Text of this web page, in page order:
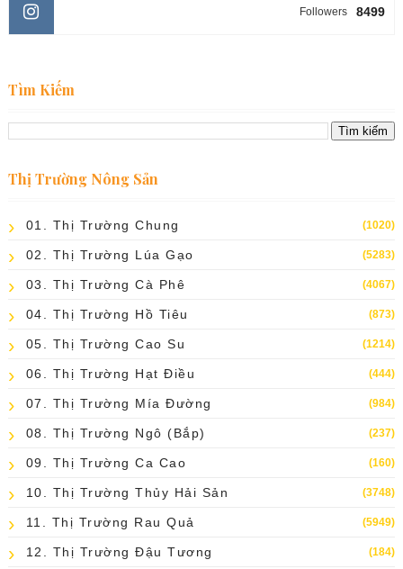
8499
Followers
Tìm Kiếm
Thị Trường Nông Sản
01. Thị Trường Chung (1020)
02. Thị Trường Lúa Gạo (5283)
03. Thị Trường Cà Phê (4067)
04. Thị Trường Hồ Tiêu (873)
05. Thị Trường Cao Su (1214)
06. Thị Trường Hạt Điều (444)
07. Thị Trường Mía Đường (984)
08. Thị Trường Ngô (bắp) (237)
09. Thị Trường Ca Cao (160)
10. Thị Trường Thủy Hải Sản (3748)
11. Thị Trường Rau Quả (5949)
12. Thị Trường Đậu Tương (184)